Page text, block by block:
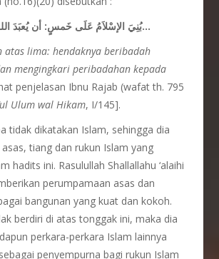
بُنِيَ الإسْلاَمُ عَلَى خَمسٍ: أن يُعبَدَ اللهُ وَيُكفَرَ بِمَا دُونَهُ…
atas lima: hendaknya beribadah
mengingkari peribadahan kepada
penjelasan Ibnu Rajab (wafat th. 795
Ulum wal Hikam, I/145].
tidak dikatakan Islam, sehingga dia
tiang dan rukun Islam yang
hadits ini. Rasulullah Shallallahu ‘alaihi
perumpamaan asas dan
bangunan yang kuat dan kokoh.
berdiri di atas tonggak ini, maka dia
perkara-perkara Islam lainnya
penyempurna bagi rukun Islam